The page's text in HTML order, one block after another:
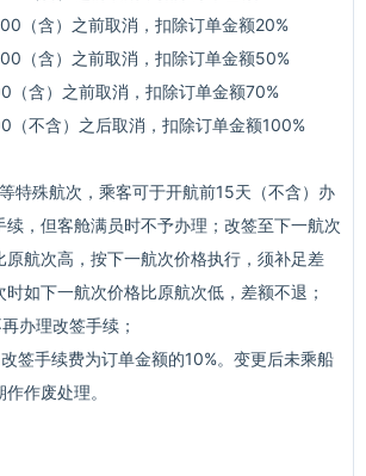
（含）之前取消，扣除订单金额20%
（含）之前取消，扣除订单金额50%
（含）之前取消，扣除订单金额70%
（不含）之后取消，扣除订单金额100%
特殊航次，乘客可于开航前15天（不含）办
续，但客舱满员时不予办理；改签至下一航次
原航次高，按下一航次价格执行，须补足差
如下一航次价格比原航次低，差额不退；
办理改签手续；
签手续费为订单金额的10%。变更后未乘船
作废处理。